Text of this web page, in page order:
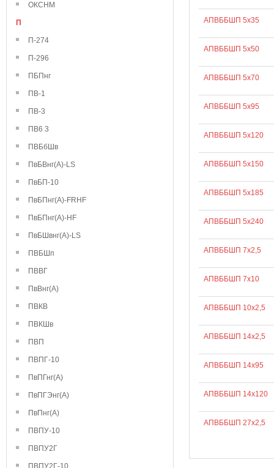
ОКСНМ
П
П-274
П-296
ПБПнг
ПВ-1
ПВ-3
ПВ6 3
ПВБбШв
ПвБВнг(А)-LS
ПвБП-10
ПвБПнг(А)-FRHF
ПвБПнг(А)-HF
ПвБШвнг(А)-LS
ПВБШп
ПВВГ
ПвВнг(А)
ПВКВ
ПВКШв
ПВП
ПВПГ-10
ПвПГнг(А)
ПвПГЭнг(А)
ПвПнг(А)
ПВПУ-10
ПВПУ2Г
ПВПУ2Г-10
АПВББШП 5х35
АПВББШП 5х50
АПВББШП 5х70
АПВББШП 5х95
АПВББШП 5х120
АПВББШП 5х150
АПВББШП 5х185
АПВББШП 5х240
АПВББШП 7х2,5
АПВББШП 7х10
АПВББШП 10х2,5
АПВББШП 14х2,5
АПВББШП 14х95
АПВББШП 14х120
АПВББШП 27х2,5